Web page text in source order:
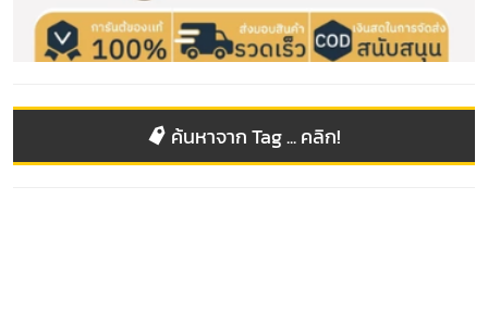
ค้นหาจาก Tag ... คลิก!